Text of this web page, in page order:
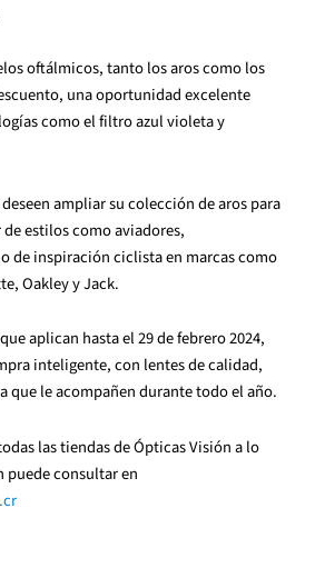
oftálmicos, tanto los aros como los
una oportunidad excelente
como el filtro azul violeta y
ampliar su colección de aros para
estilos como aviadores,
de inspiración ciclista en marcas como
Oakley y Jack.
aplican hasta el 29 de febrero 2024,
inteligente, con lentes de calidad,
que le acompañen durante todo el año.
las tiendas de Ópticas Visión a lo
puede consultar en